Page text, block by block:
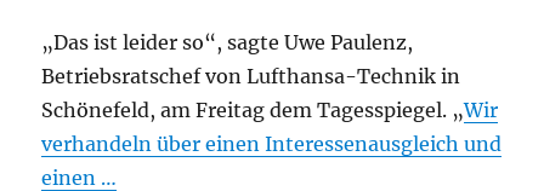
„Das ist leider so“, sagte Uwe Paulenz,
Betriebsratschef von Lufthansa-Technik in
Schönefeld, am Freitag dem Tagesspiegel. „Wir
verhandeln über einen Interessenausgleich und
einen …